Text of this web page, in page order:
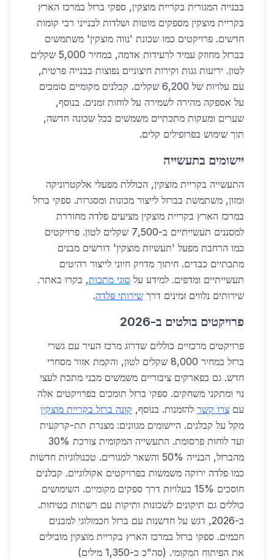
בבנייה המגורית בקריית מוצקין, ספקי ברזל במרכז הארץ
בקריית מוצקין מספקים מוטות ושלדות לבנייני רבי קומות
חדשים. פרויקטים כמו שכונת 'נווה מוצקין' משתמשים
בברזל מחוזק עמיד לרעידות אדמה, במחיר 5,000 שקלים
לטון. יריעות גגות וקירות חיצוניים נפוצות בבנייה פרטית,
עם עלויות של 6,200 שקלים. קבלנים מקומיים סומכים
על אספקה מהירה לשמירה על לוחות זמנים. בנוסף,
שערים ומעקות מתכתיים משמשים בכל שכונה חדשה,
תוך שימוש בפרופילים קלים.
יישומים בתעשייה
התעשייה בקריית מוצקין, הכוללת מפעלי אלקטרוניקה
ומזון, משתמשת בברזל לייצור מכונות ומסגרות. ספקי ברזל
במרכז הארץ בקריית מוצקין מציעים פלדה מחוררת
למסננים תעשייתיים ב-7,500 שקלים לטון. פרויקטים
כמו הרחבת מפעל 'תעשיות מוצקין' דורשים מבנים
מתכתיים כבדים. חיתוך מדויק חיוני לייצור רהיטים
תעשייתיים ומדפים. למידע על סוגי מתכות, בקרו באתר.
שירותים נלווים זמינים דרך שירותי פלדה.
פרויקטים בולטים ב-2026
פרויקטים מרכזיים כוללים שדרוג מרכז העיר עם גשרי
ברזל במחיר 8,000 שקלים לטון, והקמת אזור מסחרי
חדש. גם בפארקים ציבוריים משמשים מבני מתכת לעצי
נוי ומתקני משחקים. ספקי ברזל תומכים בפרויקטים אלה
עם צרו קשר להזמנות. בנוסף, קונה ברזל בקריית מוצקין
מקל על קבלנים. היישומים מגוונים: מצנרת תת-קרקעית
ועד לוחות פרסומת. התעשייה המקומית צורכת 30%
מהברזל, הבנייה 50% והשאר למגורים. טכנולוגיות חדשות
כמו פלדה ירוקה משמשות בפרויקטים אקולוגיים. קבלנים
חוסכים 15% בעלויות דרך ספקים מקומיים. השימושים
כוללים גם תיקונים לשכונות ותיקות עם רשתות בטיחות.
ב-2026, דגש על חדשנות עם ברזל חכמולוגי למבנים
חכמים. ספקי ברזל במרכז הארץ בקריית מוצקין מובילים
את הפיתוח המקומי. (סה"כ כ-1,350 מילים)